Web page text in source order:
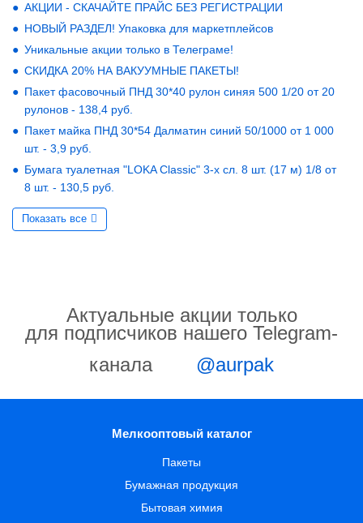
АКЦИИ - СКАЧАЙТЕ ПРАЙС БЕЗ РЕГИСТРАЦИИ
НОВЫЙ РАЗДЕЛ! Упаковка для маркетплейсов
Уникальные акции только в Телеграме!
СКИДКА 20% НА ВАКУУМНЫЕ ПАКЕТЫ!
Пакет фасовочный ПНД 30*40 рулон синяя 500 1/20 от 20
рулонов - 138,4 руб.
Пакет майка ПНД 30*54 Далматин синий 50/1000 от 1 000
шт. - 3,9 руб.
Бумага туалетная "LOKA Classic" 3-х сл. 8 шт. (17 м) 1/8 от
8 шт. - 130,5 руб.
Показать все
Актуальные акции только
для подписчиков нашего Telegram-
канала
@aurpak
Мелкооптовый каталог
Пакеты
Бумажная продукция
Бытовая химия